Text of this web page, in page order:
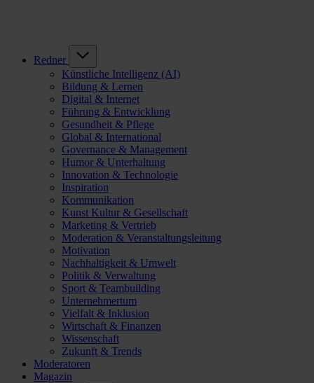
Redner
Künstliche Intelligenz (AI)
Bildung & Lernen
Digital & Internet
Führung & Entwicklung
Gesundheit & Pflege
Global & International
Governance & Management
Humor & Unterhaltung
Innovation & Technologie
Inspiration
Kommunikation
Kunst Kultur & Gesellschaft
Marketing & Vertrieb
Moderation & Veranstaltungsleitung
Motivation
Nachhaltigkeit & Umwelt
Politik & Verwaltung
Sport & Teambuilding
Unternehmertum
Vielfalt & Inklusion
Wirtschaft & Finanzen
Wissenschaft
Zukunft & Trends
Moderatoren
Magazin